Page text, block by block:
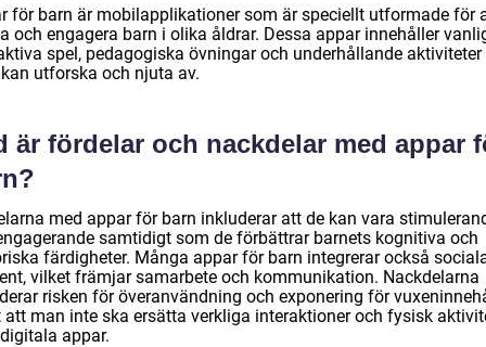
för barn är mobilapplikationer som är speciellt utformade för
och engagera barn i olika åldrar. Dessa appar innehåller
spel, pedagogiska övningar och underhållande
utforska och njuta av.
är fördelar och nackdelar med appar
med appar för barn inkluderar att de kan vara
samtidigt som de förbättrar barnets kognitiva och
färdigheter. Många appar för barn integrerar också
vilket främjar samarbete och kommunikation. Nackdelarna
risken för överanvändning och exponering för
att man inte ska ersätta verkliga interaktioner och fysisk
appar.